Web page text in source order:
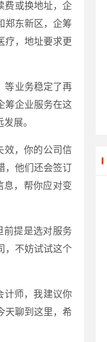
费或换地址，企
郑东新区，企筹
疗，地址要求更
等业务稳定了再
筹企业服务在这
展。
效，你的公司信
，他们还会签订
息，帮你应对变
前提是选对服务
，不妨试试这个
计师，我建议你
天聊到这里，希